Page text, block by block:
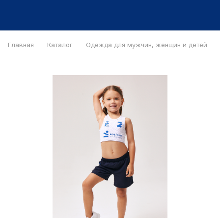
Главная Каталог Одежда для мужчин, женщин и детей